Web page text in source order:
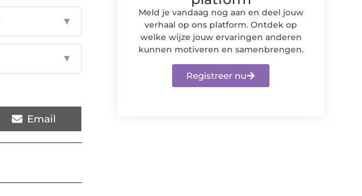
▼
▼
Email
Meld je vandaag nog aan en deel jouw
verhaal op ons platform. Ontdek op
welke wijze jouw ervaringen anderen
kunnen motiveren en samenbrengen.
Registreer nu